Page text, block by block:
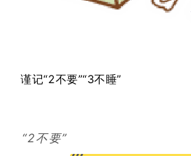
谨记“2不要”“3不睡”
“2不要”